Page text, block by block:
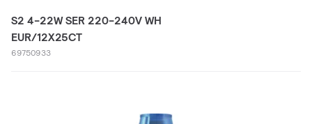
S2 4-22W SER 220-240V WH
EUR/12X25CT
69750933